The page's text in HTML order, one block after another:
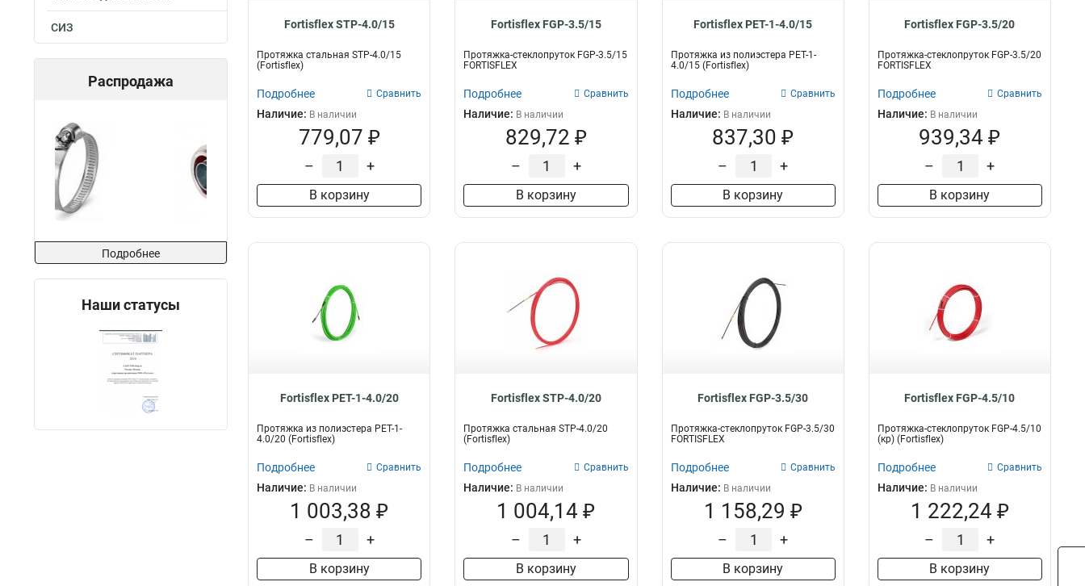
СИЗ
Распродажа
Подробнее
Наши статусы
Fortisflex STP-4.0/15
Протяжка стальная STP-4.0/15
(Fortisflex)
Подробнее Сравнить
Наличие: В наличии
779,07 ₽
– +
В корзину
Fortisflex FGP-3.5/15
Протяжка-стеклопруток FGP-3.5/15
FORTISFLEX
Подробнее Сравнить
Наличие: В наличии
829,72 ₽
– +
В корзину
Fortisflex PET-1-4.0/15
Протяжка из полиэстера PET-1-
4.0/15 (Fortisflex)
Подробнее Сравнить
Наличие: В наличии
837,30 ₽
– +
В корзину
Fortisflex FGP-3.5/20
Протяжка-стеклопруток FGP-3.5/20
FORTISFLEX
Подробнее Сравнить
Наличие: В наличии
939,34 ₽
– +
В корзину
Fortisflex PET-1-4.0/20
Протяжка из полиэстера PET-1-
4.0/20 (Fortisflex)
Подробнее Сравнить
Наличие: В наличии
1 003,38 ₽
– +
В корзину
Fortisflex STP-4.0/20
Протяжка стальная STP-4.0/20
(Fortisflex)
Подробнее Сравнить
Наличие: В наличии
1 004,14 ₽
– +
В корзину
Fortisflex FGP-3.5/30
Протяжка-стеклопруток FGP-3.5/30
FORTISFLEX
Подробнее Сравнить
Наличие: В наличии
1 158,29 ₽
– +
В корзину
Fortisflex FGP-4.5/10
Протяжка-стеклопруток FGP-4.5/10
(кр) (Fortisflex)
Подробнее Сравнить
Наличие: В наличии
1 222,24 ₽
– +
В корзину